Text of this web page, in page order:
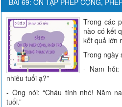
BÀI 69: ÔN TẬP PHÉP CỘNG,
Trong các
nào có kết
kết quả lớn
Trong ngày
- Nam hỏi:
nhiêu tuổi ạ?”
- Ông nói: “Cháu tính nhé! Năm
tuổi.”